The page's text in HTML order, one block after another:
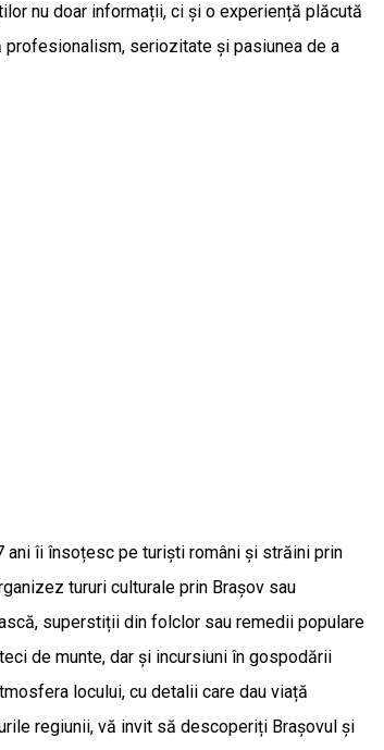
nu doar informații, ci și o experiență plăcută
profesionalism, seriozitate și pasiunea de a
ani îi însoțesc pe turiști români și străini prin
tururi culturale prin Brașov sau
superstiții din folclor sau remedii populare
de munte, dar și incursiuni în gospodării
locului, cu detalii care dau viață
regiunii, vă invit să descoperiți Brașovul și